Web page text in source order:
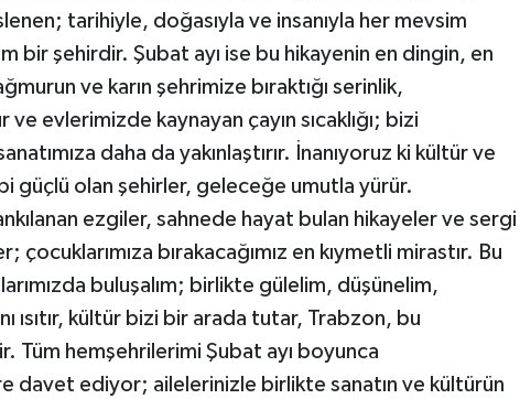
tarihiyle, doğasıyla ve insanıyla her mevsim
bir şehirdir. Şubat ayı ise bu hikayenin en dingin, en
ve karın şehrimize bıraktığı serinlik,
ve evlerimizde kaynayan çayın sıcaklığı; bizi
daha da yakınlaştırır. İnanıyoruz ki kültür ve
güçlü olan şehirler, geleceğe umutla yürür.
ezgiler, sahnede hayat bulan hikayeler ve sergi
çocuklarımıza bırakacağımız en kıymetli mirastır. Bu
buluşalım; birlikte gülelim, düşünelim,
ısıtır, kültür bizi bir arada tutar, Trabzon, bu
Tüm hemşehrilerimi Şubat ayı boyunca
davet ediyor; ailelerinizle birlikte sanatın ve kültürün